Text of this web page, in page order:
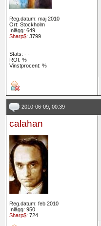
Reg.datum: maj 2010
Ort: Stockholm
Inlägg: 649
Sharp$: 3799
Stats: - -
ROI: %
Vinstprocent: %
2010-06-09, 00:39
calahan
Reg.datum: feb 2010
Inlägg: 950
Sharp$: 724